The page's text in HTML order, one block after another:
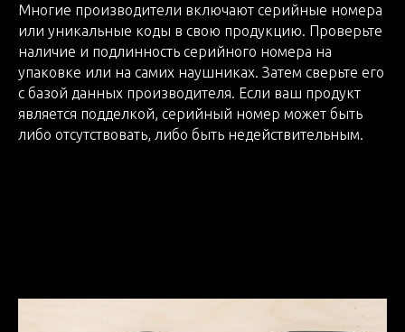
Многие производители включают серийные номера
или уникальные коды в свою продукцию. Проверьте
наличие и подлинность серийного номера на
упаковке или на самих наушниках. Затем сверьте его
с базой данных производителя. Если ваш продукт
является подделкой, серийный номер может быть
либо отсутствовать, либо быть недействительным.